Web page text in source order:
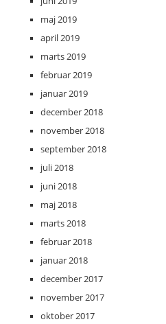
maj 2019
april 2019
marts 2019
februar 2019
januar 2019
december 2018
november 2018
september 2018
juli 2018
juni 2018
maj 2018
marts 2018
februar 2018
januar 2018
december 2017
november 2017
oktober 2017